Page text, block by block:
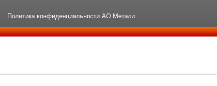
Политика конфиденциальности АО Металл